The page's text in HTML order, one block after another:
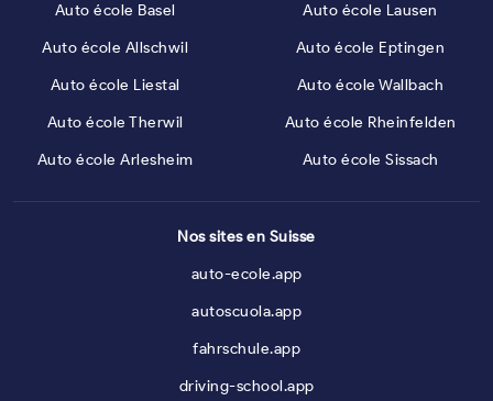
Auto école Basel
Auto école Allschwil
Auto école Liestal
Auto école Therwil
Auto école Arlesheim
Auto école Lausen
Auto école Eptingen
Auto école Wallbach
Auto école Rheinfelden
Auto école Sissach
Nos sites en Suisse
auto-ecole.app
autoscuola.app
fahrschule.app
driving-school.app